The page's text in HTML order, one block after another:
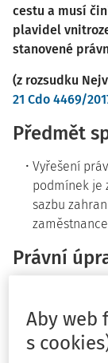
cestu a musí
plavidel
stanovené
(z rozsudku
21 Cdo 4469/
Předmět
Vyřešení
podmínek je
sazbu
Právní
pozdějších
Skutkový
Aby web
s